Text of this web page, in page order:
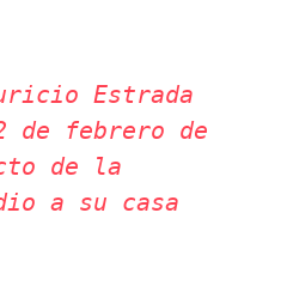
Estrada
de febrero de
de la
a su casa